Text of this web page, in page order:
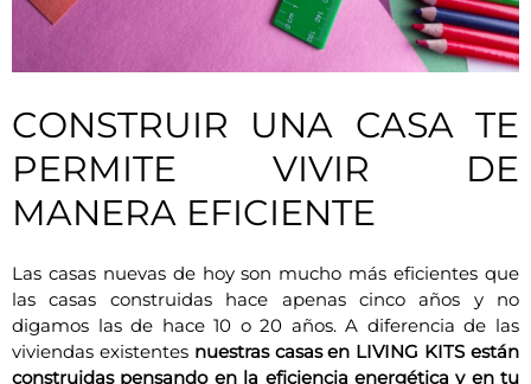
CONSTRUIR UNA CASA TE
PERMITE VIVIR DE
MANERA EFICIENTE
Las casas nuevas de hoy son mucho más eficientes que
las casas construidas hace apenas cinco años y no
digamos las de hace 10 o 20 años. A diferencia de las
viviendas existentes nuestras casas en LIVING KITS están
construidas pensando en la eficiencia energética y en tu